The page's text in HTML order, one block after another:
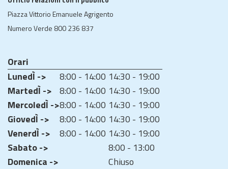
Piazza Vittorio Emanuele Agrigento
Numero Verde 800 236 837
Orari
LunedÌ ->
8:00 - 14:00 14:30 - 19:00
MartedÌ -> 8:00 - 14:00 14:30 - 19:00
MercoledÌ ->8:00 - 14:00 14:30 - 19:00
GiovedÌ ->
8:00 - 14:00 14:30 - 19:00
VenerdÌ ->
8:00 - 14:00 14:30 - 19:00
Sabato ->
8:00 - 13:00
Domenica ->
Chiuso